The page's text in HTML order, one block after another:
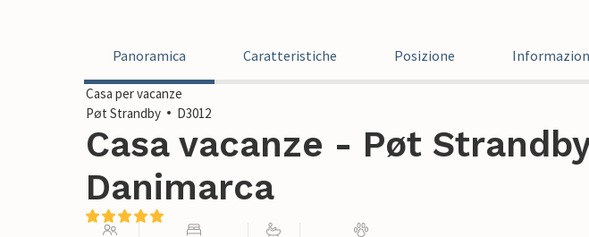
Panoramica Caratteristiche Posizione
Casa per vacanze
Pøt Strandby
D3012
Casa vacanze - Pøt
Danimarca